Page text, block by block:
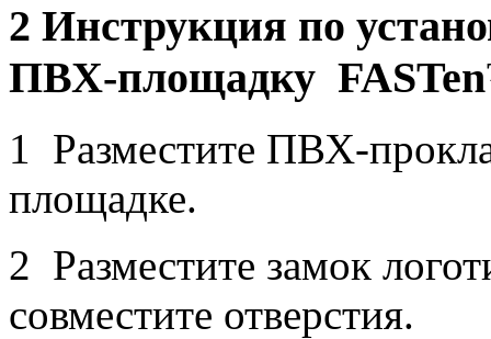
2 Инструкция по
ПВХ-площадку
1 Разместите ПВХ-
площадке.
2 Разместите замок
совместите отверстия.